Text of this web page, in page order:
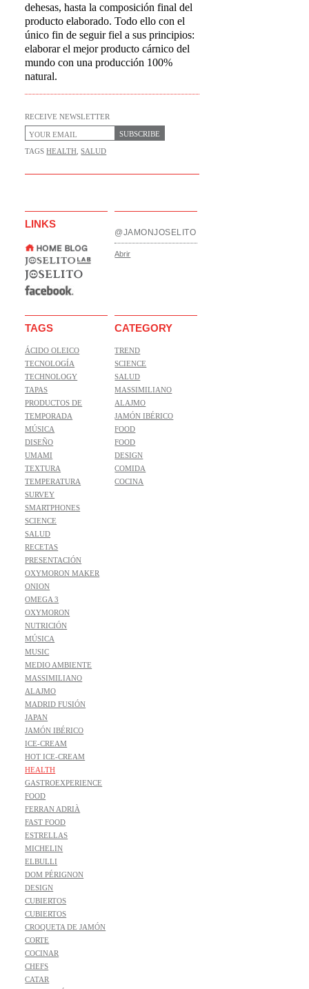
dehesas, hasta la composición final del
producto elaborado. Todo ello con el
único fin de seguir fiel a sus principios:
elaborar el mejor producto cárnico del
mundo con una producción 100%
natural.
RECEIVE NEWSLETTER
SUBSCRIBE
TAGSHEALTH ,SALUD
LINKS
@JAMONJOSELITO
Abrir
TAGS
ÁCIDO OLEICO
TECNOLOGÍA
TECHNOLOGY
TAPAS
PRODUCTOS DE
TEMPORADA
MÚSICA
DISEÑO
UMAMI
TEXTURA
TEMPERATURA
SURVEY
SMARTPHONES
SCIENCE
SALUD
RECETAS
PRESENTACIÓN
OXYMORON MAKER
ONION
OMEGA 3
OXYMORON
NUTRICIÓN
MÚSICA
MUSIC
MEDIO AMBIENTE
MASSIMILIANO
ALAJMO
MADRID FUSIÓN
JAPAN
JAMÓN IBÉRICO
ICE-CREAM
HOT ICE-CREAM
HEALTH
GASTROEXPERIENCE
FOOD
FERRAN ADRIÀ
FAST FOOD
ESTRELLAS
MICHELIN
ELBULLI
DOM PÉRIGNON
DESIGN
CUBIERTOS
CUBIERTOS
CROQUETA DE JAMÓN
CORTE
COCINAR
CHEFS
CATAR
CATEGORY
TREND
SCIENCE
SALUD
MASSIMILIANO
ALAJMO
JAMÓN IBÉRICO
FOOD
FOOD
DESIGN
COMIDA
COCINA